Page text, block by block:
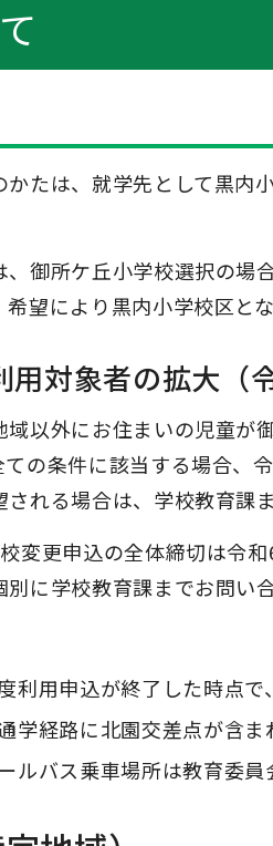
たは、就学先として黒内
、御所ケ丘小学校選択の
望により黒内小学校区と
対象者の拡大（
域以外にお住まいの児童
の条件に該当する場合、
れる場合は、学校教育課
変更申込の全体締切は令
に学校教育課までお問い
利用申込が終了した時点
学経路に北園交差点が含ま
ルバス乗車場所は教育委員